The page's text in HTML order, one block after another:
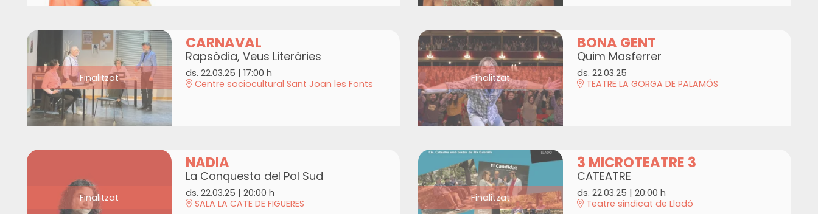
Finalitzat
CARNAVAL
Rapsòdia, Veus Literàries
ds. 22.03.25 | 17:00 h
Centre sociocultural Sant Joan les Fonts
Finalitzat
BONA GENT
Quim Masferrer
ds. 22.03.25
TEATRE LA GORGA DE PALAMÓS
Finalitzat
NADIA
La Conquesta del Pol Sud
ds. 22.03.25 | 20:00 h
SALA LA CATE DE FIGUERES
Finalitzat
3 MICROTEATRE 3
CATEATRE
ds. 22.03.25 | 20:00 h
Teatre sindicat de Lladó